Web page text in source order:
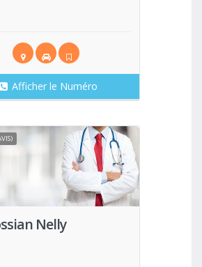
Afficher le Numéro
Nelly
Voir